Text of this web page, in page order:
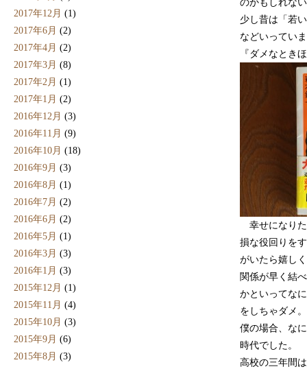
2017年12月 (1)
2017年6月 (2)
2017年4月 (2)
2017年3月 (8)
2017年2月 (1)
2017年1月 (2)
2016年12月 (3)
2016年11月 (9)
2016年10月 (18)
2016年9月 (3)
2016年8月 (1)
2016年7月 (2)
2016年6月 (2)
2016年5月 (1)
2016年3月 (3)
2016年1月 (3)
2015年12月 (1)
2015年11月 (4)
2015年10月 (3)
2015年9月 (6)
2015年8月 (3)
のかもしれな
少し昔は「若
などいってい
『ダメなとき
幸せになりた
損な役回りを
がいたら嬉し
関係が早く結
かといってな
をしちゃダメ
僕の場合、な
時代でした。
高校の三年間